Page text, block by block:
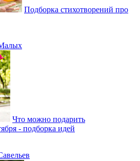
Подборка стихотворений про
Что можно подарить
- подборка идей